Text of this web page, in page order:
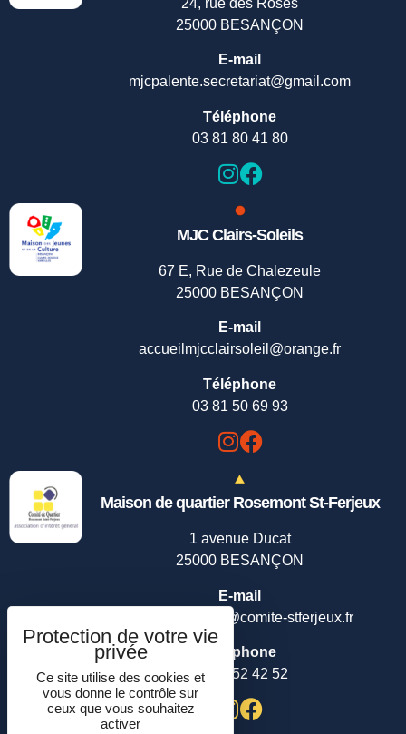
25000 BESANÇON
E-mail
mjcpalente.secretariat@gmail.com
Téléphone
03 81 80 41 80
MJC Clairs-Soleils
67 E, Rue de Chalezeule
25000 BESANÇON
E-mail
accueilmjcclairsoleil@orange.fr
Téléphone
03 81 50 69 93
Maison de quartier Rosemont St-Ferjeux
1 avenue Ducat
25000 BESANÇON
E-mail
maison.quartier@comite-stferjeux.fr
Téléphone
03 81 52 42 52
Ce site utilise des cookies et
vous donne le contrôle sur
ceux que vous souhaitez
activer